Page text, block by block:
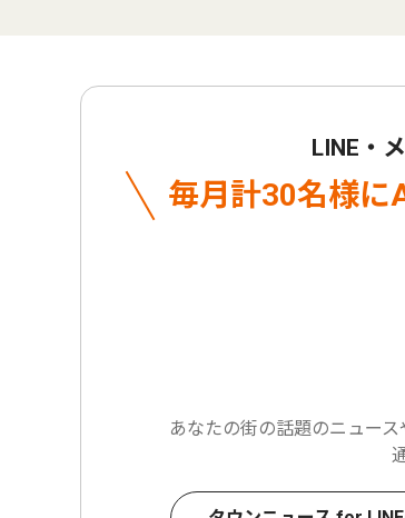
LINE・
毎月計30名様に
あなたの街の話題のニュース